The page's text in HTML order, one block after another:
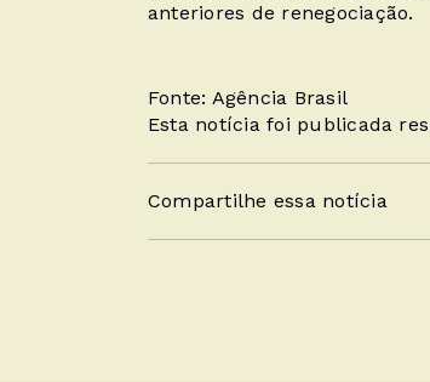
anteriores de renegociação.
Fonte: Agência Brasil
Esta notícia foi publicada
Compartilhe essa notícia